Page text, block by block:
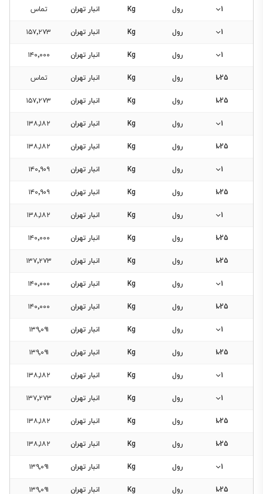
1 رول Kg انبار تهران تماس
1 رول Kg انبار تهران ۱۵۷٬۲۷۳
1 رول Kg انبار تهران ۱۴۰٬۰۰۰
1.25 رول Kg انبار تهران تماس
1.25 رول Kg انبار تهران ۱۵۷٬۲۷۳
1 رول Kg انبار تهران ۱۳۸٬۱۸۲
1.25 رول Kg انبار تهران ۱۳۸٬۱۸۲
1 رول Kg انبار تهران ۱۴۰٬۹۰۹
1.25 رول Kg انبار تهران ۱۴۰٬۹۰۹
1 رول Kg انبار تهران ۱۳۸٬۱۸۲
1.25 رول Kg انبار تهران ۱۴۰٬۰۰۰
1.25 رول Kg انبار تهران ۱۳۷٬۲۷۳
1 رول Kg انبار تهران ۱۴۰٬۰۰۰
1.25 رول Kg انبار تهران ۱۴۰٬۰۰۰
1 رول Kg انبار تهران ۱۳۹٬۰۹۱
1.25 رول Kg انبار تهران ۱۳۹٬۰۹۱
1 رول Kg انبار تهران ۱۳۸٬۱۸۲
1 رول Kg انبار تهران ۱۳۷٬۲۷۳
1.25 رول Kg انبار تهران ۱۳۸٬۱۸۲
1.25 رول Kg انبار تهران ۱۳۸٬۱۸۲
1 رول Kg انبار تهران ۱۳۹٬۰۹۱
1.25 رول Kg انبار تهران ۱۳۹٬۰۹۱